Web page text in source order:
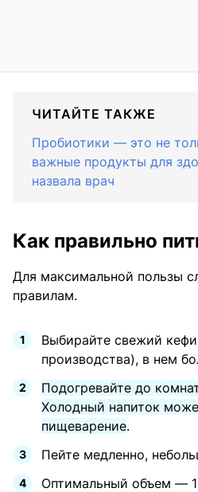
ЧИТАЙТЕ ТАКЖЕ
Пробиотики — это не
важные продукты для
назвала врач
Как правильно
Для максимальной пользы
правилам.
Выбирайте свежий
производства), в нем
Подогревайте до
Холодный напиток
пищеварение.
Пейте медленно,
Оптимальный объем —